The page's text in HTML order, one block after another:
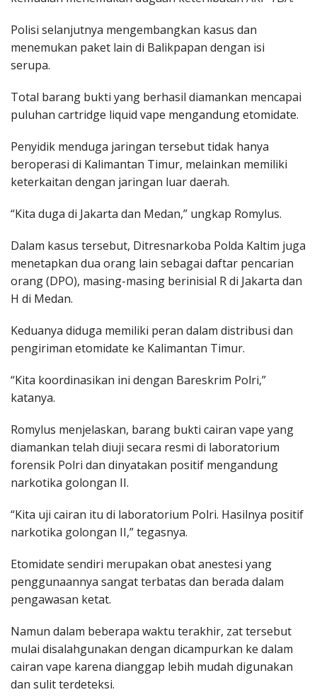
Polisi selanjutnya mengembangkan kasus dan
menemukan paket lain di Balikpapan dengan isi
serupa.
Total barang bukti yang berhasil diamankan mencapai
puluhan cartridge liquid vape mengandung etomidate.
Penyidik menduga jaringan tersebut tidak hanya
beroperasi di Kalimantan Timur, melainkan memiliki
keterkaitan dengan jaringan luar daerah.
“Kita duga di Jakarta dan Medan,” ungkap Romylus.
Dalam kasus tersebut, Ditresnarkoba Polda Kaltim juga
menetapkan dua orang lain sebagai daftar pencarian
orang (DPO), masing-masing berinisial R di Jakarta dan
H di Medan.
Keduanya diduga memiliki peran dalam distribusi dan
pengiriman etomidate ke Kalimantan Timur.
“Kita koordinasikan ini dengan Bareskrim Polri,”
katanya.
Romylus menjelaskan, barang bukti cairan vape yang
diamankan telah diuji secara resmi di laboratorium
forensik Polri dan dinyatakan positif mengandung
narkotika golongan II.
“Kita uji cairan itu di laboratorium Polri. Hasilnya positif
narkotika golongan II,” tegasnya.
Etomidate sendiri merupakan obat anestesi yang
penggunaannya sangat terbatas dan berada dalam
pengawasan ketat.
Namun dalam beberapa waktu terakhir, zat tersebut
mulai disalahgunakan dengan dicampurkan ke dalam
cairan vape karena dianggap lebih mudah digunakan
dan sulit terdeteksi.